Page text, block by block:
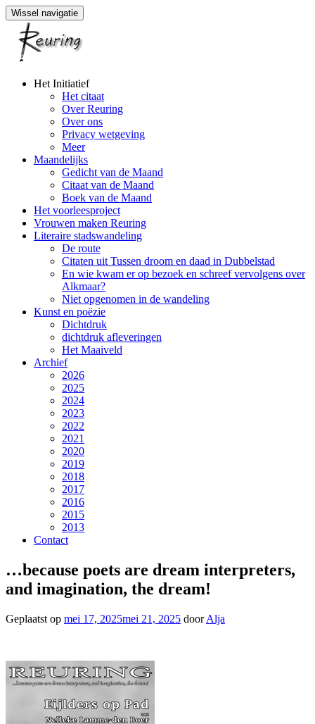
Wissel navigatie
Naar
Het Initiatief
Het citaat
Over Reuring
Over ons
Privacy wetgeving
Meer
Maandelijks
Gedicht van de Maand
Citaat van de Maand
Boek van de Maand
Het voorleesproject
Vrouwen maken Reuring
Literaire stadswandeling
De route
Citaten uit Tussen droom en daad in Dubbelstad
En wie kwam er op bezoek en schreef vervolgens over
Alkmaar?
Niet opgenomen in de wandeling
Kunst en poëzie
Dichtdruk
dichtdruk afleveringen
Het Maaiveld
Archief
2026
2025
2024
2023
2022
2021
2020
2019
2018
2017
2016
2015
2013
Contact
…because poets are dream interpreters,
and imagination, the dream!
Geplaatst op mei 17, 2025mei 21, 2025 doorAlja